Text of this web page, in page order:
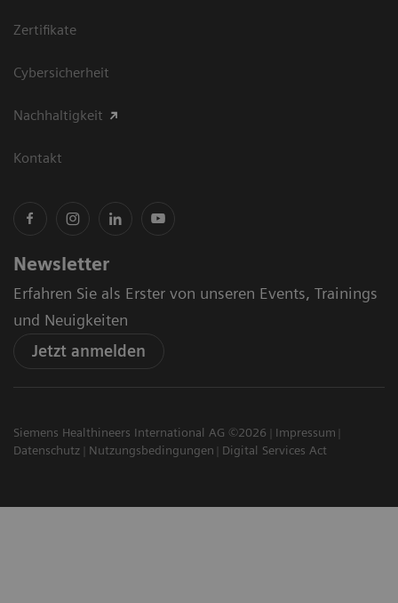
Zertifikate
Cybersicherheit
Nachhaltigkeit
Kontakt
Newsletter
Erfahren Sie als Erster von unseren Events, Trainings
und Neuigkeiten
Jetzt anmelden
Siemens Healthineers International AG ©2026
Impressum
Datenschutz
Nutzungsbedingungen Digital Services Act